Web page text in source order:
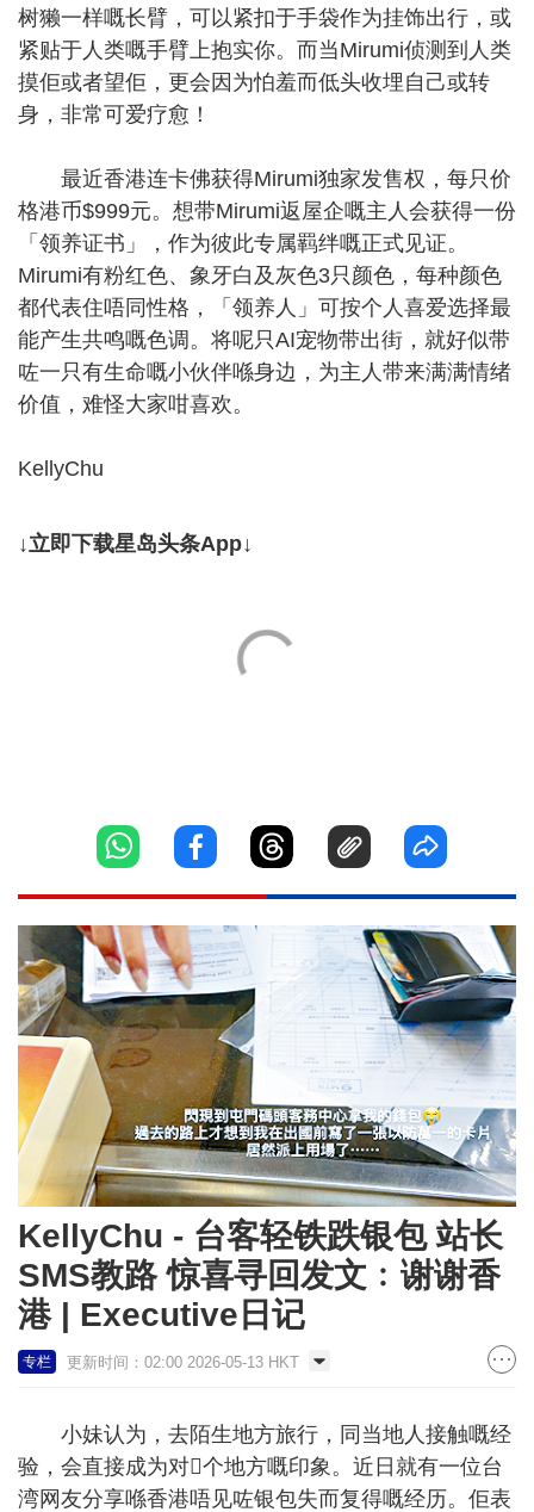
树獭一样嘅长臂，可以紧扣于手袋作为挂饰出行，或
紧贴于人类嘅手臂上抱实你。而当Mirumi侦测到人类
摸佢或者望佢，更会因为怕羞而低头收埋自己或转
身，非常可爱疗愈！
最近香港连卡佛获得Mirumi独家发售权，每只价
格港币$999元。想带Mirumi返屋企嘅主人会获得一份
「领养证书」，作为彼此专属羁绊嘅正式见证。
Mirumi有粉红色、象牙白及灰色3只颜色，每种颜色
都代表住唔同性格，「领养人」可按个人喜爱选择最
能产生共鸣嘅色调。将呢只AI宠物带出街，就好似带
咗一只有生命嘅小伙伴喺身边，为主人带来满满情绪
价值，难怪大家咁喜欢。
KellyChu
↓立即下载星岛头条App↓
KellyChu - 台客轻铁跌银包 站长
SMS教路 惊喜寻回发文﹕谢谢香
港 | Executive日记
专栏 更新时间：02:00 2026-05-13 HKT
小妹认为，去陌生地方旅行，同当地人接触嘅经
验，会直接成为对𠮶个地方嘅印象。近日就有一位台
湾网友分享喺香港唔见咗银包失而复得嘅经历。佢表